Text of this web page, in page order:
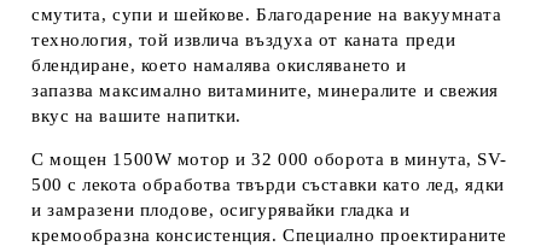
смутита, супи и шейкове. Благодарение на вакуумната
технология, той извлича въздуха от каната преди
блендиране, коетонамалява окисляването и
запазвамаксимално витамините, минералите и свежия
вкус на вашите напитки.
С мощен 1500W мотор и32 000 оборота в минута, SV-
500 с лекота обработва твърди съставки като лед, ядки
и замразени плодове, осигурявайкигладка и
кремообразна консистенция. Специално проектираните